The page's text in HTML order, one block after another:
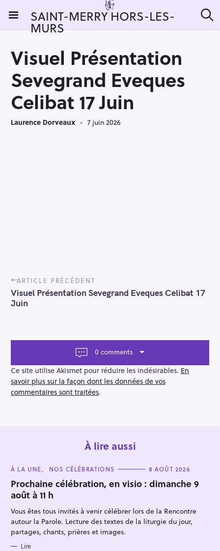
i
SAINT-MERRY HORS-LES-
MURS e
Visuel Présentation
Sevegrand Eveques
Celibat 17 Juin
Laurence Dorveaux 7 juin 2026
P
o
s
t
v
a
t
i
o
ARTICLE PRÉCÉDENT
Visuel Présentation Sevegrand Eveques Celibat 17
Juin
0 comments
Ce site utilise Akismet pour réduire les indésirables. En
savoir plus sur la façon dont les données de vos
commentaires sont traitées.
À lire aussi
C
T
E
G
O
R
I
E
S
À LA UNE NOS CÉLÉBRATIONS 8 AOÛT 2026
Prochaine célébration, en visio : dimanche 9
août à 11 h
Vous êtes tous invités à venir célébrer lors de la Rencontre
autour la Parole. Lecture des textes de la liturgie du jour,
partages, chants, prières et images.
Lire
R